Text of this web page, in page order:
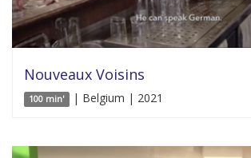
Nouveaux Voisins
100 min' | Belgium | 2021